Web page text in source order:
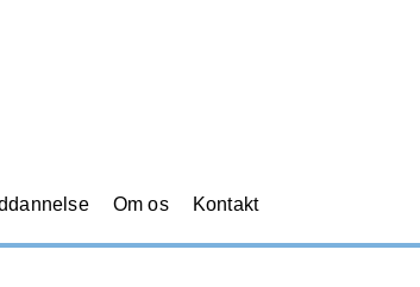
Om os Kontakt